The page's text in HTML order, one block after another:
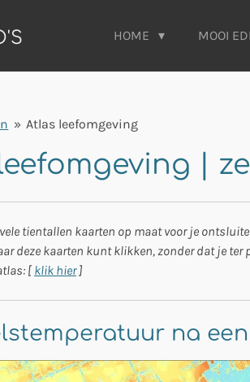
HOME MOOI
» Atlas leefomgeving
|
tientallen kaarten op maat voor je
deze kaarten kunt klikken, zonder dat je
[ klik hier]
na